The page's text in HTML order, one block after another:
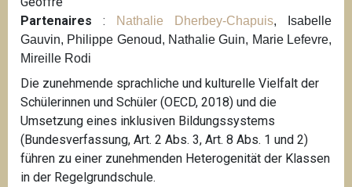
Partenaires : Nathalie Dherbey-Chapuis, Isabelle
Gauvin, Philippe Genoud, Nathalie Guin, Marie Lefevre,
Mireille Rodi
Die zunehmende sprachliche und kulturelle Vielfalt der
Schülerinnen und Schüler (OECD, 2018) und die
Umsetzung eines inklusiven Bildungssystems
(Bundesverfassung, Art. 2 Abs. 3, Art. 8 Abs. 1 und 2)
führen zu einer zunehmenden Heterogenität der Klassen
in der Regelgrundschule.